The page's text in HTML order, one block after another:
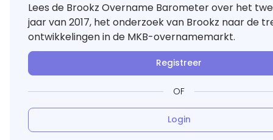
Lees de Brookz Overname Barometer over het
jaar van 2017, het onderzoek van Brookz naar de
ontwikkelingen in de MKB-overnamemarkt.
Registreer
OF
Login